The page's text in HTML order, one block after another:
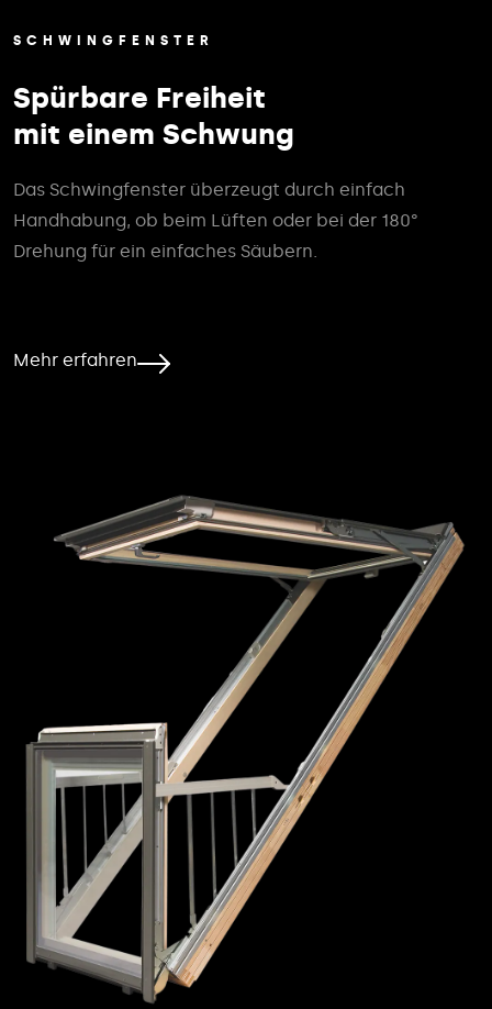
SCHWINGFENSTER
Spürbare Freiheit
mit einem Schwung
Das Schwingfenster überzeugt durch einfach
Handhabung, ob beim Lüften oder bei der 180°
Drehung für ein einfaches Säubern.
Mehr erfahren